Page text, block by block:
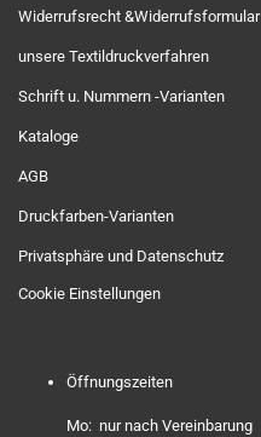
Widerrufsrecht &Widerrufsformular
unsere Textildruckverfahren
Schrift u. Nummern -Varianten
Kataloge
AGB
Druckfarben-Varianten
Privatsphäre und Datenschutz
Cookie Einstellungen
Öffnungszeiten
Mo: nur nach Vereinbarung